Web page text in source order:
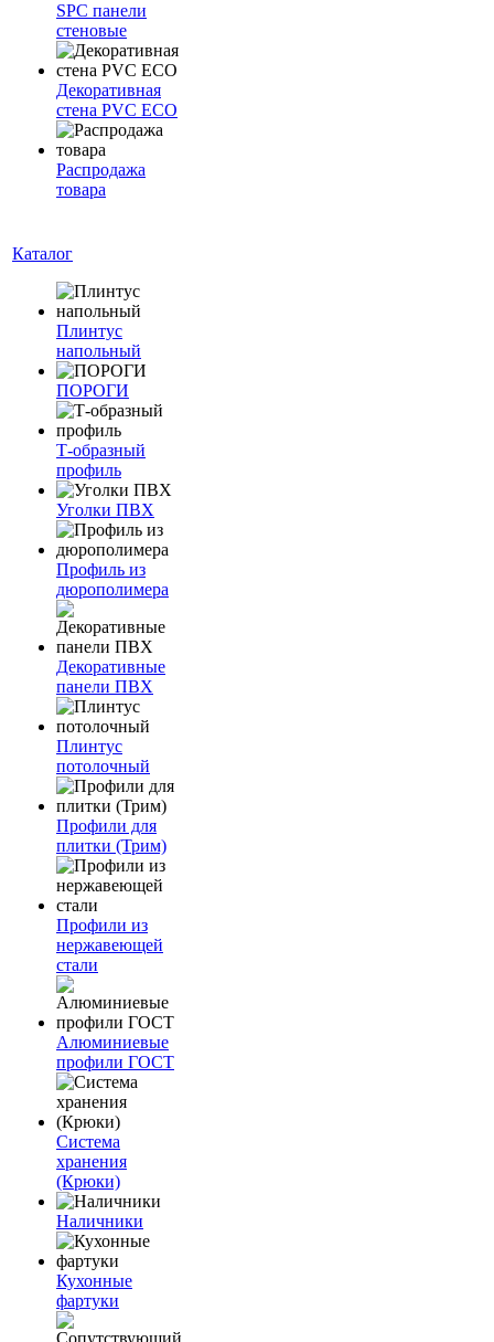
SPC панели
стеновые
Декоративная
стена PVC ECO
Распродажа
товара
Каталог
Плинтус
напольный
ПОРОГИ
Т-образный
профиль
Уголки ПВХ
Профиль из
дюрополимера
Декоративные
панели ПВХ
Плинтус
потолочный
Профили для
плитки (Трим)
Профили из
нержавеющей
стали
Алюминиевые
профили ГОСТ
Система
хранения
(Крюки)
Наличники
Кухонные
фартуки